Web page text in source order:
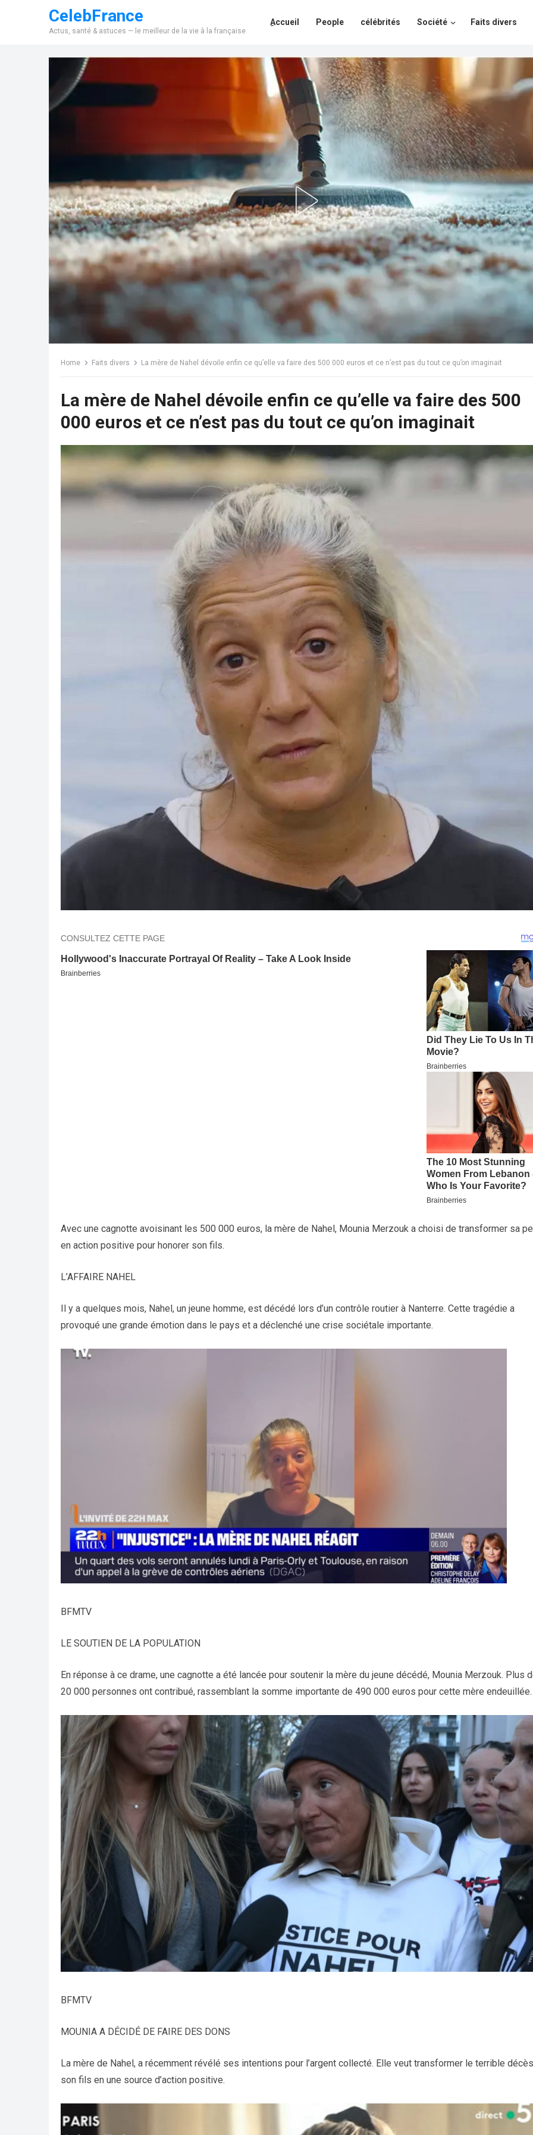
CelebFrance
Actus, santé & astuces — le meilleur de la vie à la française
ِAccueil People célébrités Société Faits divers
Home Faits divers La mère de Nahel dévoile enfin ce qu’elle va faire des 500 000 euros et ce n’est pas du tout ce qu’on imaginait
La mère de Nahel dévoile enfin ce qu’elle va faire des 500
000 euros et ce n’est pas du tout ce qu’on imaginait
Avec une cagnotte avoisinant les 500 000 euros, la mère de Nahel, Mounia Merzouk a choisi de transformer sa
en action positive pour honorer son fils.
L’AFFAIRE NAHEL
Il y a quelques mois, Nahel, un jeune homme, est décédé lors d’un contrôle routier à Nanterre. Cette tragédie a
provoqué une grande émotion dans le pays et a déclenché une crise sociétale importante.
BFMTV
LE SOUTIEN DE LA POPULATION
En réponse à ce drame, une cagnotte a été lancée pour soutenir la mère du jeune décédé, Mounia Merzouk. Plus
20 000 personnes ont contribué, rassemblant la somme importante de 490 000 euros pour cette mère endeuillée.
BFMTV
MOUNIA A DÉCIDÉ DE FAIRE DES DONS
La mère de Nahel, a récemment révélé ses intentions pour l’argent collecté. Elle veut transformer le terrible
son fils en une source d’action positive.